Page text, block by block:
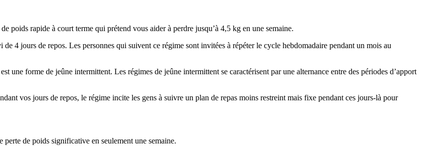
poids rapide à court terme qui prétend vous aider à perdre jusqu’à 4,5 kg en une semaine.
4 jours de repos. Les personnes qui suivent ce régime sont invitées à répéter le cycle hebdomadaire pendant un mois au
une forme de jeûne intermittent. Les régimes de jeûne intermittent se caractérisent par une alternance entre des périodes d’apport
vos jours de repos, le régime incite les gens à suivre un plan de repas moins restreint mais fixe pendant ces jours-là pour
de poids significative en seulement une semaine.